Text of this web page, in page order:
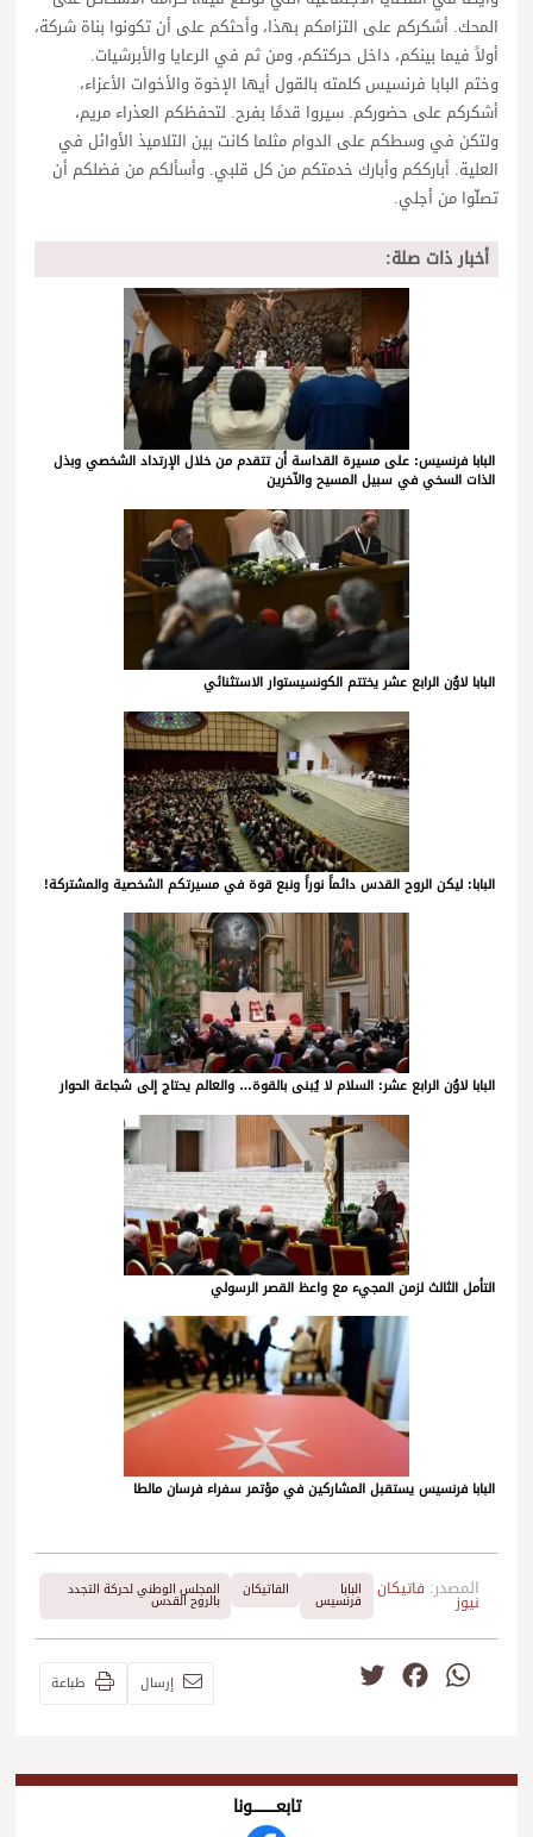
المحك. أشكركم على التزامكم بهذا، وأحثكم على أن تكونوا بناة شركة،
أولاً فيما بينكم، داخل حركتكم، ومن ثم في الرعايا والأبرشيات.
وختم البابا فرنسيس كلمته بالقول أيها الإخوة والأخوات الأعزاء،
أشكركم على حضوركم. سيروا قدمًا بفرح. لتحفظكم العذراء مريم،
ولتكن في وسطكم على الدوام مثلما كانت بين التلاميذ الأوائل في
العلية. أبارككم وأبارك خدمتكم من كل قلبي. وأسألكم من فضلكم أن
تصلّوا من أجلي.
أخبار ذات صلة:
البابا فرنسيس: على مسيرة القداسة أن تتقدم من خلال الإرتداد الشخصي وبذل
الذات السخي في سبيل المسيح والآخرين
البابا لاوُن الرابع عشر يختتم الكونسيستوار الاستثنائي
البابا: ليكن الروح القدس دائماً نوراً ونبع قوة في مسيرتكم الشخصية والمشتركة!
البابا لاوُن الرابع عشر: السلام لا يُبنى بالقوة… والعالم يحتاج إلى شجاعة الحوار
التأمل الثالث لزمن المجيء مع واعظ القصر الرسولي
البابا فرنسيس يستقبل المشاركين في مؤتمر سفراء فرسان مالطا
المصدر: فاتيكان
نيوز
البابا
فرنسيس
الفاتيكان المجلس الوطني لحركة التجدد
بالروح القدس
WhatsApp
Facebook إرسال طباعة
تابعــــــــــونا